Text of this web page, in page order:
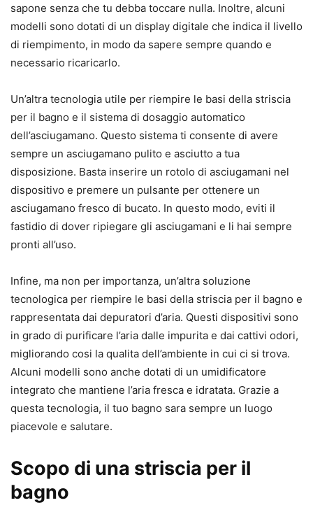
sapone senza che tu debba toccare nulla. Inoltre, alcuni
modelli sono dotati di un display digitale che indica il livello
di riempimento, in modo da sapere sempre quando e
necessario ricaricarlo.
Un’altra tecnologia utile per riempire le basi della striscia
per il bagno e il sistema di dosaggio automatico
dell’asciugamano. Questo sistema ti consente di avere
sempre un asciugamano pulito e asciutto a tua
disposizione. Basta inserire un rotolo di asciugamani nel
dispositivo e premere un pulsante per ottenere un
asciugamano fresco di bucato. In questo modo, eviti il
fastidio di dover ripiegare gli asciugamani e li hai sempre
pronti all’uso.
Infine, ma non per importanza, un’altra soluzione
tecnologica per riempire le basi della striscia per il bagno e
rappresentata dai depuratori d’aria. Questi dispositivi sono
in grado di purificare l’aria dalle impurita e dai cattivi odori,
migliorando cosi la qualita dell’ambiente in cui ci si trova.
Alcuni modelli sono anche dotati di un umidificatore
integrato che mantiene l’aria fresca e idratata. Grazie a
questa tecnologia, il tuo bagno sara sempre un luogo
piacevole e salutare.
Scopo di una striscia per il
bagno